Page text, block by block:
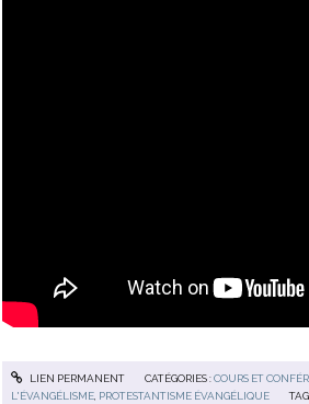
LIEN PERMANENT CATÉGORIES :COURS ET
L'ÉVANGÉLISME PROTESTANTISME ÉVANGÉLIQUE